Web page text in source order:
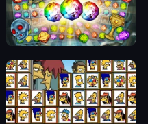
Forgotten Treasure 2